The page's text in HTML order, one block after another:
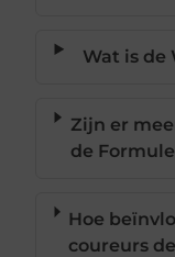
Wat is de
Zijn er
de Formule
Hoe
coureurs